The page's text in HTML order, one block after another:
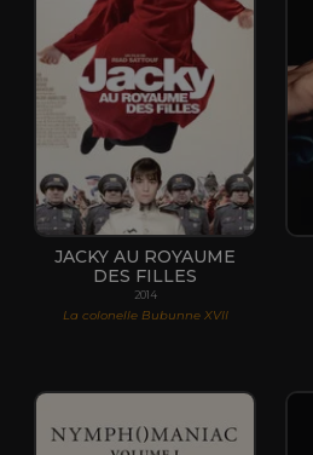
JACKY AU ROYAUME
DES FILLES
2014
La colonelle Bubunne XVII